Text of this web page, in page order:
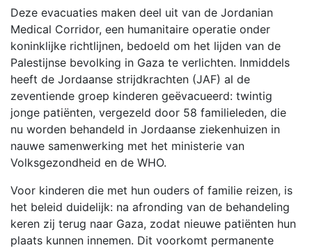
Deze evacuaties maken deel uit van de Jordanian
Medical Corridor, een humanitaire operatie onder
koninklijke richtlijnen, bedoeld om het lijden van de
Palestijnse bevolking in Gaza te verlichten. Inmiddels
heeft de Jordaanse strijdkrachten (JAF) al de
zeventiende groep kinderen geëvacueerd: twintig
jonge patiënten, vergezeld door 58 familieleden, die
nu worden behandeld in Jordaanse ziekenhuizen in
nauwe samenwerking met het ministerie van
Volksgezondheid en de WHO.
Voor kinderen die met hun ouders of familie reizen, is
het beleid duidelijk: na afronding van de behandeling
keren zij terug naar Gaza, zodat nieuwe patiënten hun
plaats kunnen innemen. Dit voorkomt permanente